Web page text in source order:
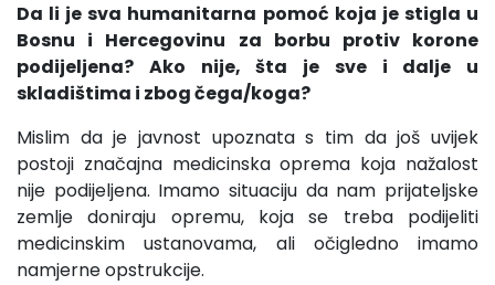
Da li je sva humanitarna pomoć koja je stigla u
Bosnu i Hercegovinu za borbu protiv korone
podijeljena? Ako nije, šta je sve i dalje u
skladištima i zbog čega/koga?
Mislim da je javnost upoznata s tim da još uvijek
postoji značajna medicinska oprema koja nažalost
nije podijeljena. Imamo situaciju da nam prijateljske
zemlje doniraju opremu, koja se treba podijeliti
medicinskim ustanovama, ali očigledno imamo
namjerne opstrukcije.